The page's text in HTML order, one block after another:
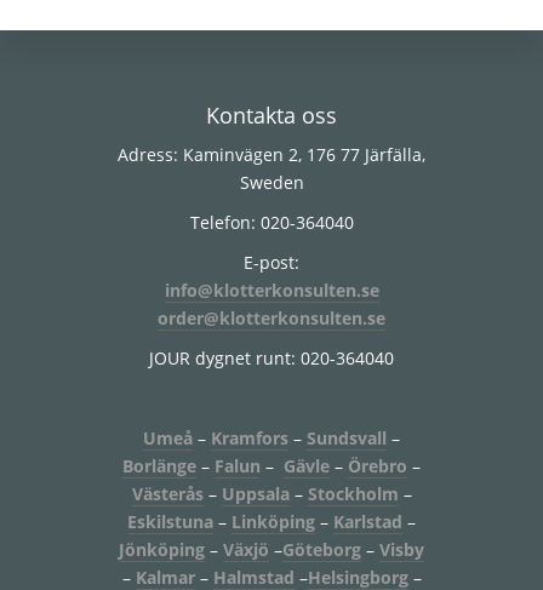
Kontakta oss
Adress: Kaminvägen 2, 176 77 Järfälla,
Sweden
Telefon: 020-364040
E-post:
info@klotterkonsulten.se
order@klotterkonsulten.se
JOUR dygnet runt: 020-364040
Umeå – Kramfors – Sundsvall –
Borlänge – Falun – Gävle – Örebro –
Västerås– Uppsala– Stockholm –
Eskilstuna – Linköping – Karlstad –
Jönköping – Växjö –Göteborg – Visby
– Kalmar– Halmstad –Helsingborg–